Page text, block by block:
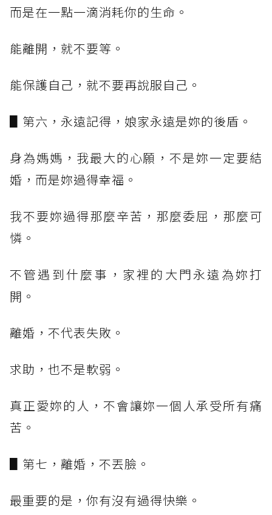
而是在一點一滴消耗你的生命。
能離開，就不要等。
能保護自己，就不要再說服自己。
▋第六，永遠記得，娘家永遠是妳的後盾。
身為媽媽，我最大的心願，不是妳一定要結
婚，而是妳過得幸福。
我不要妳過得那麼辛苦，那麼委屈，那麼可
憐。
不管遇到什麼事，家裡的大門永遠為妳打
開。
離婚，不代表失敗。
求助，也不是軟弱。
真正愛妳的人，不會讓妳一個人承受所有痛
苦。
▋第七，離婚，不丟臉。
最重要的是，你有沒有過得快樂。